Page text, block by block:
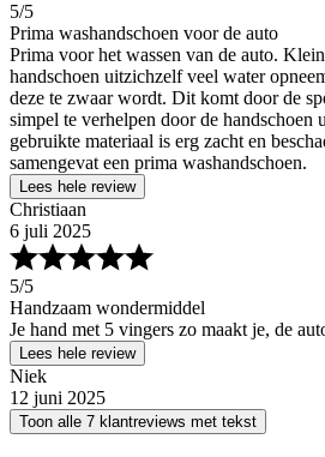
5/5
Prima washandschoen voor de auto
Prima voor het wassen van de auto.
handschoen uitzichzelf veel water
deze te zwaar wordt. Dit komt door de
simpel te verhelpen door de handschoen
gebruikte materiaal is erg zacht en
samengevat een prima washandschoen.
Lees hele review
Christiaan
6 juli 2025
5/5
Handzaam wondermiddel
Je hand met 5 vingers zo maakt je, de
Lees hele review
Niek
12 juni 2025
Toon alle 7 klantreviews met tekst